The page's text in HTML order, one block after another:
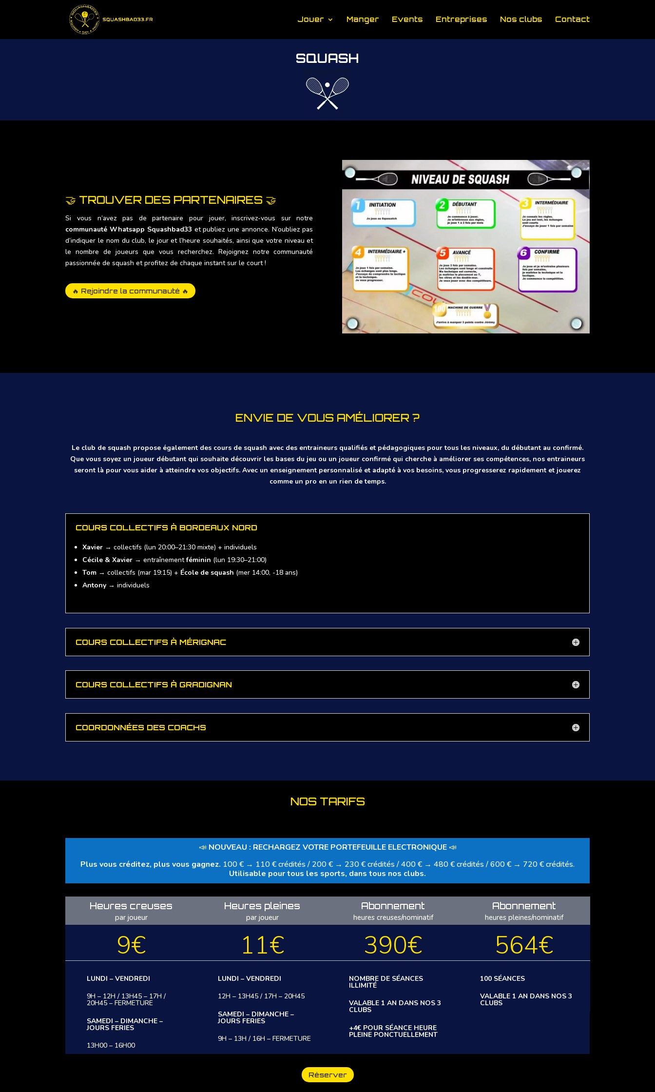
Jouer Manger Events Entreprises Nos clubs Contact
SQUASH
🤝 TROUVER DES PARTENAIRES 🤝
Si vous n’avez pas de partenaire pour jouer, inscrivez-vous sur notre
communauté Whatsapp Squashbad33 et publiez une annonce. N’oubliez pas
d’indiquer le nom du club, le jour et l’heure souhaités, ainsi que votre niveau et
le nombre de joueurs que vous recherchez. Rejoignez notre communauté
passionnée de squash et profitez de chaque instant sur le court !
🔥 Rejoindre la communauté 🔥
ENVIE DE VOUS AMÉLIORER ?
Le club de squash propose également des cours de squash avec des entraineurs qualifiés et pédagogiques pour tous les niveaux, du débutant au confirmé.
Que vous soyez un joueur débutant qui souhaite découvrir les bases du jeu ou un joueur confirmé qui cherche à améliorer ses compétences, nos entraineurs
seront là pour vous aider à atteindre vos objectifs. Avec un enseignement personnalisé et adapté à vos besoins, vous progresserez rapidement et jouerez
comme un pro en un rien de temps.
COURS COLLECTIFS À BORDEAUX NORD
Xavier → collectifs (lun 20:00–21:30 mixte) + individuels
Cécile & Xavier → entraînementféminin (lun 19:30–21:00)
Tom → collectifs (mar 19:15) + École de squash (mer 14:00, -18 ans)
Antony → individuels
COURS COLLECTIFS À MÉRIGNAC
COURS COLLECTIFS À GRADIGNAN
COORDONNÉES DES COACHS
NOS TARIFS
📣 NOUVEAU : RECHARGEZ VOTRE PORTEFEUILLE ELECTRONIQUE📣
Plus vous créditez, plus vous gagnez. 100 € → 110 € crédités / 200 € → 230 € crédités / 400 € → 480 € crédités / 600 € → 720 € crédités.
Utilisable pour tous les sports, dans tous nos clubs.
Heures creuses
par joueur
9€
LUNDI – VENDREDI
9H – 12H / 13H45 – 17H /
20H45 – FERMETURE
SAMEDI – DIMANCHE –
JOURS FERIES
13H00 – 16H00
Heures pleines
par joueur
11€
LUNDI – VENDREDI
12H – 13H45 / 17H – 20H45
SAMEDI – DIMANCHE –
JOURS FERIES
9H – 13H / 16H – FERMETURE
Abonnement
heures creuses/nominatif
390€
NOMBRE DE SÉANCES
ILLIMITÉ
VALABLE 1 AN DANS NOS 3
CLUBS
+4€ POUR SÉANCE HEURE
PLEINE PONCTUELLEMENT
Abonnement
heures pleines/nominatif
564€
100 SÉANCES
VALABLE 1 AN DANS NOS 3
CLUBS
Réserver